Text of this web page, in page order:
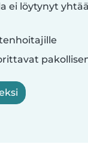
ei löytynyt